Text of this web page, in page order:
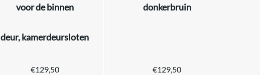
voor de binnen
deur, kamerdeursloten
€129,50
donkerbruin
€129,50